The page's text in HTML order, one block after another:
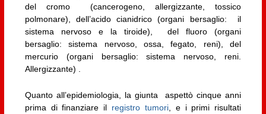
del cromo (cancerogeno, allergizzante, tossico
polmonare), dell’acido cianidrico (organi bersaglio: il
sistema nervoso e la tiroide), del fluoro (organi
bersaglio: sistema nervoso, ossa, fegato, reni), del
mercurio (organi bersaglio: sistema nervoso, reni.
Allergizzante) .
Quanto all’epidemiologia, la giunta aspettò cinque anni
prima di finanziare il registro tumori, e i primi risultati